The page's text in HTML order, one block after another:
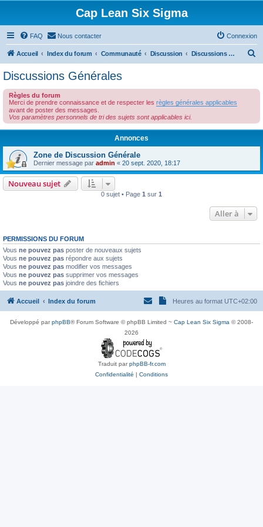
Cap Lean Six Sigma
FAQ Nous contacter Connexion
Accueil Index du forum Communauté Discussion Discussions Générales
r
Discussions Générales
Règles du forum
Merci de prendre connaissance et de respecter les règles générales applicables
avant de poster des messages.
Vos paramètres personnels de tri des sujets sont applicables ici.
Annonces
Zone de Discussion Générale
Dernier message par admin « 20 sept. 2020, 18:17
Nouveau sujet
0 sujet • Page 1 sur 1
Aller à
PERMISSIONS DU FORUM
Vous ne pouvez pas poster de nouveaux sujets
Vous ne pouvez pas répondre aux sujets
Vous ne pouvez pas modifier vos messages
Vous ne pouvez pas supprimer vos messages
Vous ne pouvez pas joindre des fichiers
Accueil Index du forum Heures au format UTC+02:00
Développé parphpBB® Forum Software © phpBB Limited ~ Cap Lean Six Sigma © 2008-
2026
Traduit parphpBB-fr.com
Confidentialité | Conditions